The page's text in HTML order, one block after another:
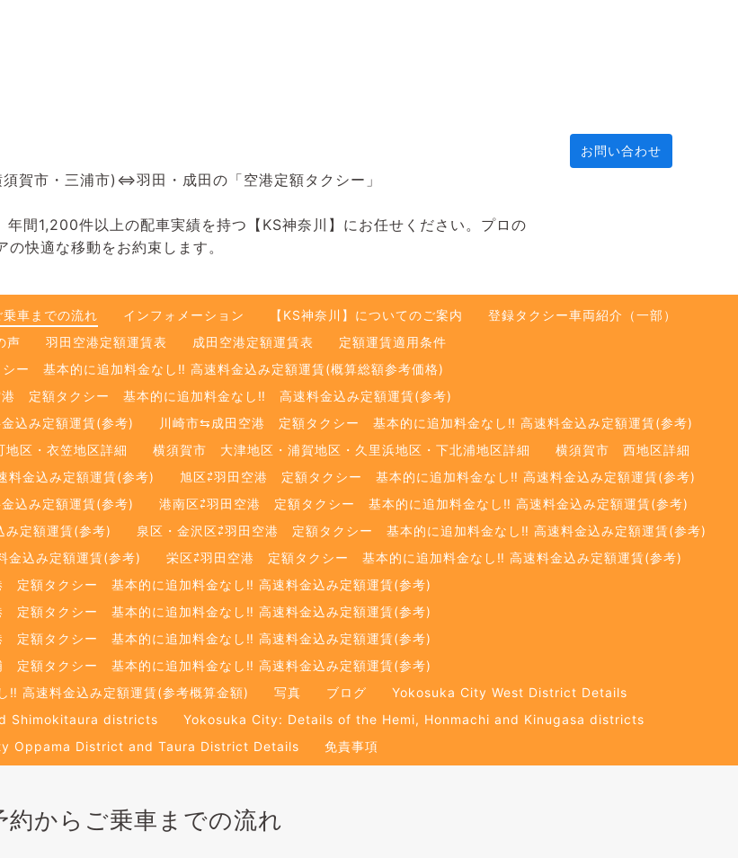
賀市・三浦市)⇔羽田・成田の「空港定額タクシー」
間1,200件以上の配車実績を持つ【KS神奈川】にお任せください。プロの
快適な移動をお約束します。
お問い合わせ
車までの流れ インフォメーション 【KS神奈川】についてのご案内
登録タクシー車両紹介（一部）
声 羽田空港定額運賃表 成田空港定額運賃表
定額運賃適用条件
ー 基本的に追加料金なし‼️ 高速料金込み定額運賃(概算総額参考価格)
港 定額タクシー 基本的に追加料金なし‼️ 高速料金込み定額運賃(参考)
込み定額運賃(参考)
川崎市⇆成田空港 定額タクシー 基本的に追加料金なし‼️ 高速料金込み定額運賃(参考)
区・衣笠地区詳細 横須賀市 大津地区・浦賀地区・久里浜地区・下北浦地区詳細
横須賀市 西地区詳細
金込み定額運賃(参考)
旭区⇄羽田空港 定額タクシー 基本的に追加料金なし‼️ 高速料金込み定額運賃(参考)
込み定額運賃(参考)
港南区⇄羽田空港 定額タクシー 基本的に追加料金なし‼️ 高速料金込み定額運賃(参考)
定額運賃(参考)
泉区・金沢区⇄羽田空港 定額タクシー 基本的に追加料金なし‼️ 高速料金込み定額運賃(参考)
込み定額運賃(参考)
栄区⇄羽田空港 定額タクシー 基本的に追加料金なし‼️ 高速料金込み定額運賃(参考)
定額タクシー 基本的に追加料金なし‼️ 高速料金込み定額運賃(参考)
定額タクシー 基本的に追加料金なし‼️ 高速料金込み定額運賃(参考)
定額タクシー 基本的に追加料金なし‼️ 高速料金込み定額運賃(参考)
定額タクシー 基本的に追加料金なし‼️ 高速料金込み定額運賃(参考)
高速料金込み定額運賃(参考概算金額)
写真 ブログ
Yokosuka City West District Details
Shimokitaura districts
Yokosuka City: Details of the Hemi, Honmachi and Kinugasa districts
Oppama District and Taura District Details
免責事項
約からご乗車までの流れ